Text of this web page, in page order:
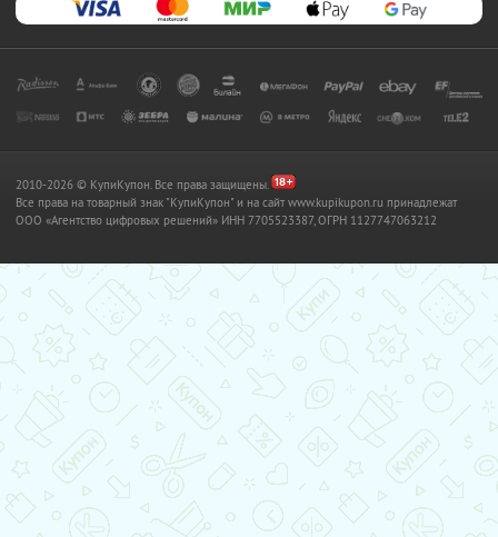
2010-2026 © КупиКупон. Все права защищены.
Все права на товарный знак "КупиКупон" и на сайт www.kupikupon.ru принадлежат
OOO «Агентство цифровых решений» ИНН 7705523387, ОГРН 1127747063212